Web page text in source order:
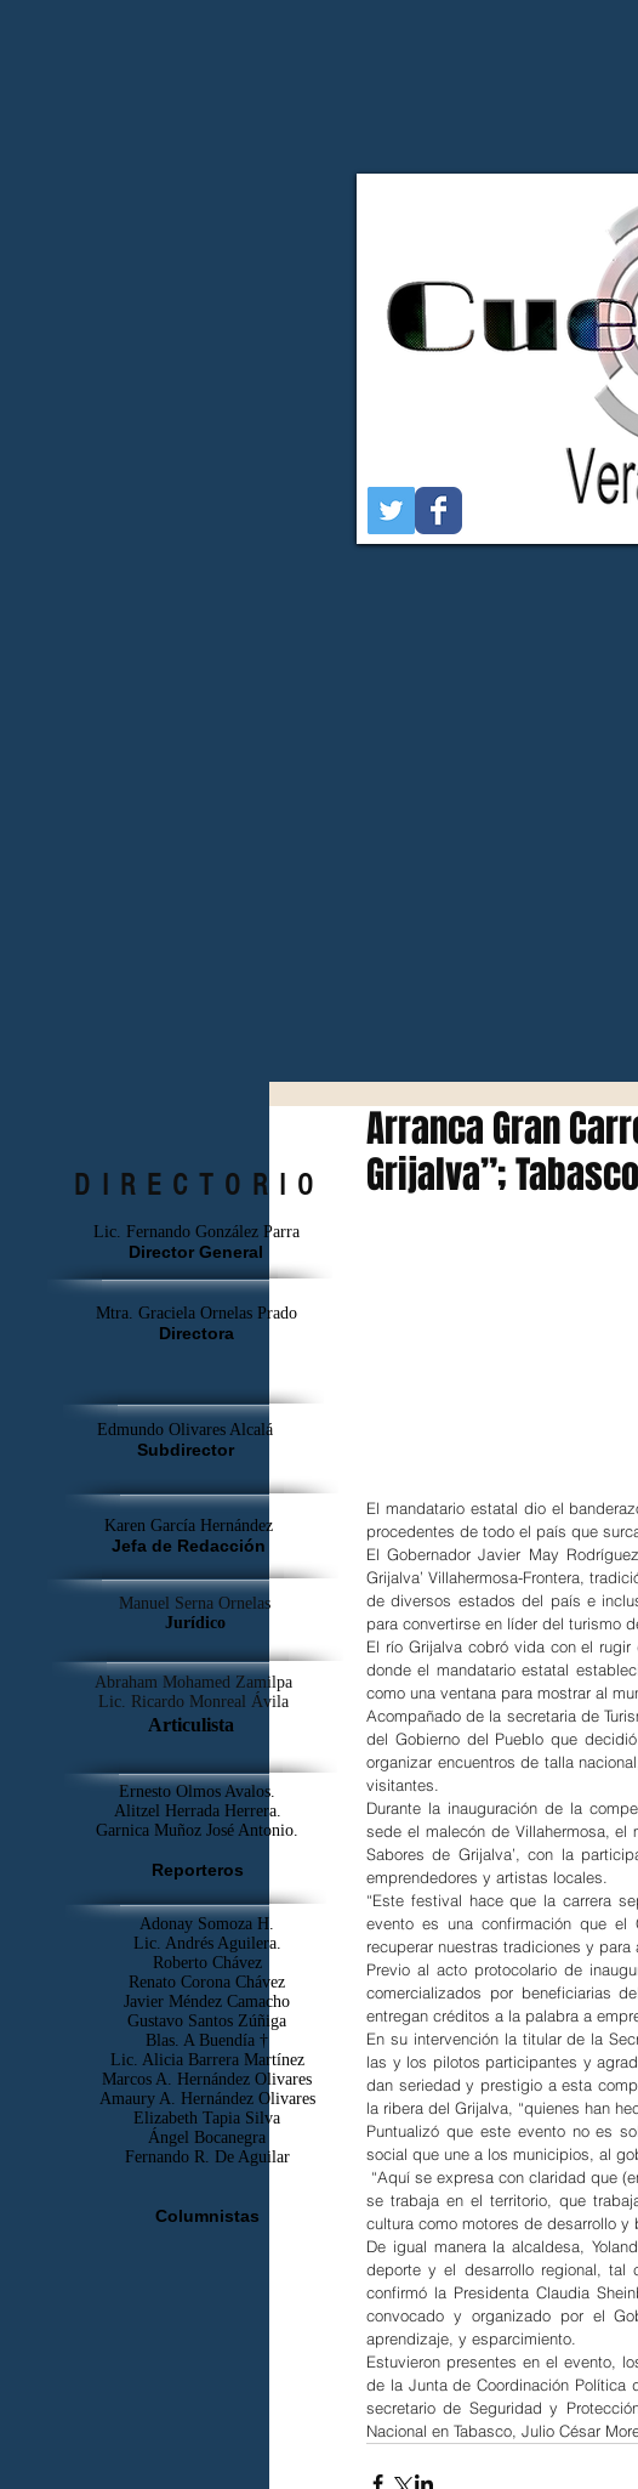
Arranca Gran
Grijalva”; Tabasco
El mandatario estatal dio el
procedentes de todo el país que
El Gobernador Javier May
Grijalva’ Villahermosa-Frontera,
de diversos estados del país e
para convertirse en líder del turismo
El río Grijalva cobró vida con el
donde el mandatario estatal
como una ventana para mostrar al
Acompañado de la secretaria de
del Gobierno del Pueblo que
organizar encuentros de talla
visitantes.
Durante la inauguración de la
sede el malecón de Villahermosa, el
Sabores de Grijalva’, con la
emprendedores y artistas locales.
“Este festival hace que la carrera
evento es una confirmación que el
recuperar nuestras tradiciones y
Previo al acto protocolario de
comercializados por beneficiarias
entregan créditos a la palabra a
En su intervención la titular de la
las y los pilotos participantes y
dan seriedad y prestigio a esta
la ribera del Grijalva, “quienes han
Puntualizó que este evento no es
social que une a los municipios, al
“Aquí se expresa con claridad que
se trabaja en el territorio, que
cultura como motores de desarrollo y
De igual manera la alcaldesa,
deporte y el desarrollo regional, tal
confirmó la Presidenta Claudia
convocado y organizado por el
aprendizaje, y esparcimiento.
Estuvieron presentes en el evento,
de la Junta de Coordinación Política
secretario de Seguridad y
Nacional en Tabasco, Julio César
DIRECTORIO
Lic. Fernando González Parra
Director General
Mtra. Graciela Ornelas Prado
Directora
Edmundo Olivares Alcalá
Subdirector
Karen García Hernández
Jefa de Redacción
Manuel Serna Ornelas
Jurídico
Abraham Mohamed Zamilpa
Lic. Ricardo Monreal Ávila
Articulista
Ernesto Olmos Avalos.
Alitzel Herrada Herrera.
Garnica Muñoz José Antonio.
Reporteros
Adonay Somoza H.
Lic. Andrés Aguilera.
Roberto Chávez
Renato Corona Chávez
Javier Méndez Camacho
Gustavo Santos Zúñiga
Blas. A Buendía †
​Lic. Alicia Barrera Martínez
Marcos A. Hernández Olivares
Amaury A. Hernández Olivares
Elizabeth Tapia Silva
Ángel Bocanegra
Fernando R. De Aguilar
Columnistas